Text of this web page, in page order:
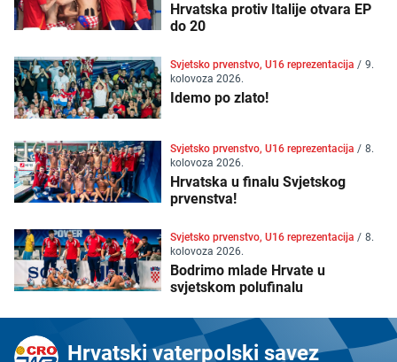
Hrvatska protiv Italije otvara EP
do 20
Svjetsko prvenstvo, U16 reprezentacija/ 9.
kolovoza 2026.
Idemo po zlato!
Svjetsko prvenstvo, U16 reprezentacija/ 8.
kolovoza 2026.
Hrvatska u finalu Svjetskog
prvenstva!
Svjetsko prvenstvo, U16 reprezentacija/ 8.
kolovoza 2026.
Bodrimo mlade Hrvate u
svjetskom polufinalu
Hrvatski vaterpolski savez